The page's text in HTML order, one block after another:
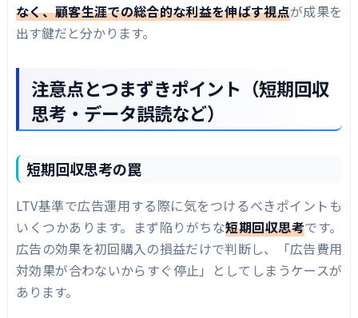
なく、顧客生涯での総合的な利益を伸ばす視点が成果を
出す鍵だと分かります。
注意点とつまずきポイント（短期回収
思考・データ誤読など）
短期回収思考の罠
LTV基準で広告運用する際に気をつけるべきポイントも
いくつかあります。まず陥りがちな短期回収思考です。
広告の効果を初回購入の損益だけで判断し、「広告費用
対効果が合わないからすぐ停止」としてしまうケースが
あります。